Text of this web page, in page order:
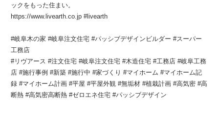
ックをもった住まい。
https://www.livearth.co.jp #livearth
#岐阜木の家 #岐阜注文住宅 #パッシブデザインビルダー #スーパー
工務店
#リヴアース #注文住宅 #岐阜注文住宅 #木造住宅 #工務店 #岐阜工務
店 #施行事例 #新築 #施行中 #家づくり #マイホーム #マイホーム記
録 #マイホーム計画 #平屋 #平屋外観 #無垢材 #植栽計画 #高気密 #高
断熱 #高気密高断熱 #ゼロエネ住宅 #パッシブデザイン